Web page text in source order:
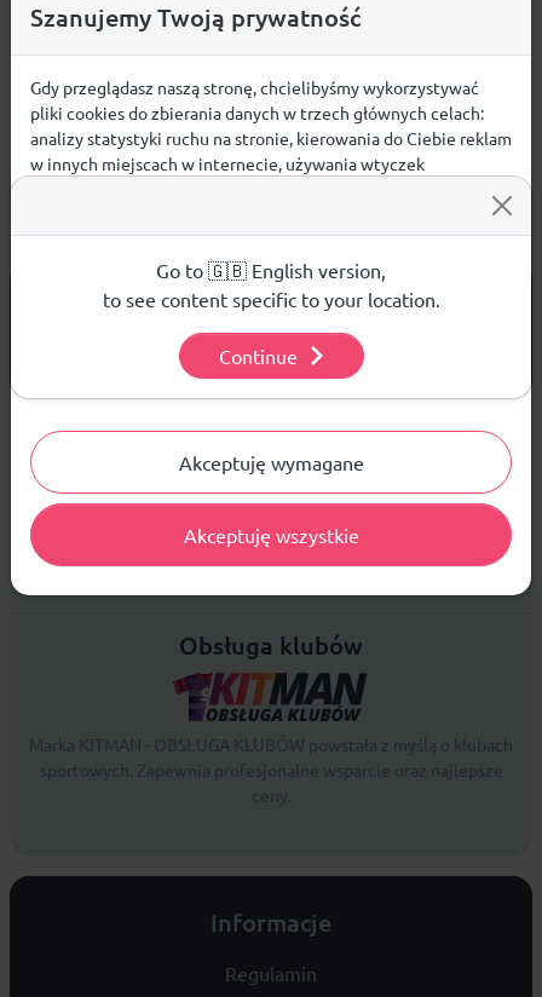
DARMOWA WYSYŁKAod 299 PLN
14 DNINA ZWROT TOWARU
Sprzedaż hurtowa
Platforma B2B zapewnia profesjonalną obsługę biznesową i
Obsługa klubów
Informacje
Regulamin
Szanujemy Twoją prywatność
Gdy przeglądasz naszą stronę, chcielibyśmy wykorzystywać
pliki cookies do zbierania danych w trzech głównych celach:
analizy statystyki ruchu na stronie, kierowania do Ciebie reklam
w innych miejscach w internecie, używania wtyczek
używanych plików cookies.
Aby dowiedzieć się więcej o plikach cookie i tym, jak
wykorzystujemy Twoje dane, odwiedź naszą Polityką
Akceptuję wymagane
Akceptuję wszystkie
Go to 🇬🇧 English version,
to see content specific to your location.
Continue